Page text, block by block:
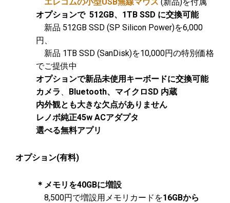
オプションで 512GB、1TB SSD に交換可能
新品 512GB SSD (SP Silicon Power)を6,000
円、
新品 1TB SSD (SanDisk)を10,000円の特別価格
でご提供中
オプションで新品未使用キーボードに交換可能
カメラ 、 Bluetooth、 マイクロSD 内蔵
内外観とも大きな欠点がありません
レノボ純正45w ACアダプタ
選べる無料アプリ
オプション(有料)
＊メモリを40GBに増設
8,500円で増設用メモリカードを16GBから